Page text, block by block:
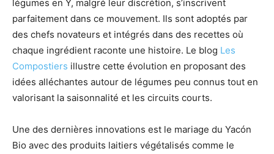
légumes en Y, malgré leur discrétion, s’inscrivent
parfaitement dans ce mouvement. Ils sont adoptés par
des chefs novateurs et intégrés dans des recettes où
chaque ingrédient raconte une histoire. Le blog Les
Compostiers illustre cette évolution en proposant des
idées alléchantes autour de légumes peu connus tout en
valorisant la saisonnalité et les circuits courts.
Une des dernières innovations est le mariage du Yacón
Bio avec des produits laitiers végétalisés comme le